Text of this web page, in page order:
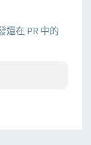
還在 PR 中的